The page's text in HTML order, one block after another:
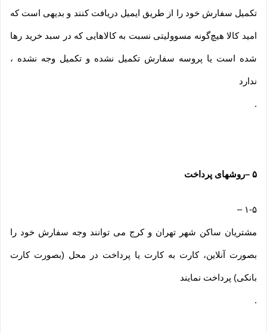
تکمیل سفارش خود را از طریق ایمیل دریافت کنند و بدیهی است که
امید کالا هیچ‌گونه مسوولیتی نسبت به کالاهایی که در سبد خرید رها
شده است یا پروسه سفارش تکمیل نشده و تکمیل وجه نشده ،
ندارد
.
۵ –روشهای پرداخت
۱-۵ –
مشتریان ساکن شهر تهران و کرج می توانند وجه سفارش خود را
بصورت آنلاین، کارت به کارت یا پرداخت در محل (بصورت کارت
بانکی) پرداخت نمایند
.